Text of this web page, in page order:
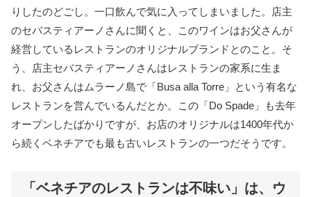
りしたのどごし。一口飲んで気に入ってしまいました。店主
のセバスティアーノさんに聞くと、このワインはお父さんが
経営しているレストランのオリジナルブランドとのこと。そ
う、店主セバスティアーノさんはレストランの家系に生ま
れ、お父さんはムラーノ島で「Busa alla Torre」という有名な
レストランを営んでいるんだとか。この「Do Spade」も去年
オープンしたばかりですが、お店のオリジナルは1400年代か
ら続くベネチアでも最も古いレストランの一つだそうです。
「ベネチアのレストランは不味い」は、ウ